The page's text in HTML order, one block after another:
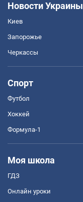
Новости Украины
Киев
Запорожье
Черкассы
Спорт
Футбол
Хоккей
Формула-1
Моя школа
ГДЗ
Онлайн уроки